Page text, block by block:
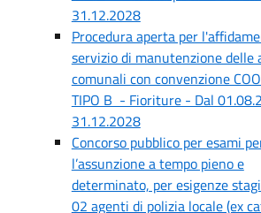
31.12.2028
Procedura aperta per
servizio di manutenzione delle
comunali con convenzione
TIPO B - Fioriture - Dal
31.12.2028
Concorso pubblico per esami
l’assunzione a tempo pieno e
determinato, per esigenze
02 agenti di polizia locale (ex